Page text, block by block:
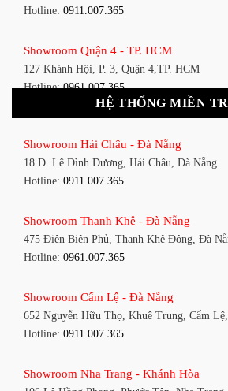
Hotline: 0911.007.365
Showroom Quận 4 - TP. HCM
127 Khánh Hội, P. 3, Quận 4,TP. HCM
Hotline:0961.007.365
1411 Đường 3/2, P. 16, Quận 11, TP. HCM
Hotline:0911.007.365
1448 Huỳnh Tấn Phát, Phú Thuận, Quận 7,
Hotline:0961.007.365
348 Đ. Bạch Đằng, P. 14, Bình Thạnh, TP
Hotline:0911.007.365
591 Hoàng Văn Thụ, P. 4, Tân Bình, TP HCM
HỆ THỐNG MIỀN
Showroom Hải Châu - Đà Nẵng
18 Đ. Lê Đình Dương, Hải Châu, Đà Nẵng
Hotline: 0911.007.365
Showroom Thanh Khê - Đà Nẵng
475 Điện Biên Phủ, Thanh Khê Đông, Đà
Hotline: 0961.007.365
Showroom Cẩm Lệ - Đà Nẵng
652 Nguyễn Hữu Thọ, Khuê Trung, Cẩm
Hotline: 0911.007.365
Showroom Nha Trang - Khánh Hòa